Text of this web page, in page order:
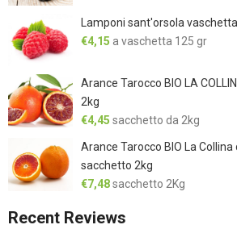
Lamponi sant'orsola
€4,15 a vaschetta 125 gr
Arance Tarocco BIO LA
2kg
€4,45 sacchetto da 2kg
Arance Tarocco BIO La
sacchetto 2kg
€7,48sacchetto 2Kg
Recent Reviews